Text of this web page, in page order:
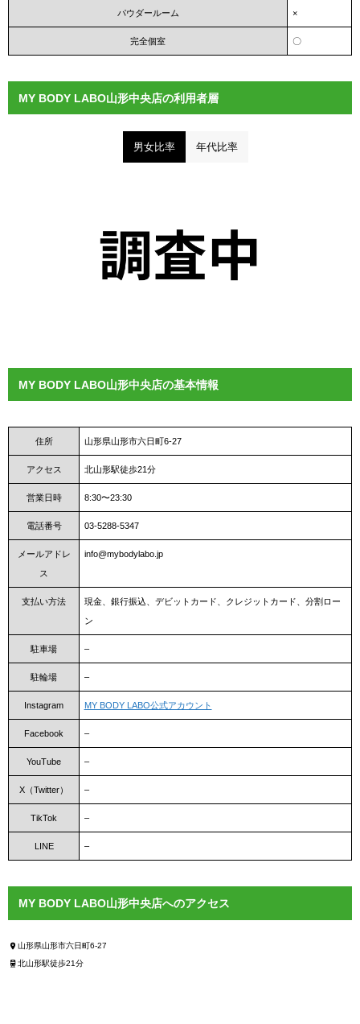
パウダールーム ×
完全個室 〇
MY BODY LABO山形中央店の利用者層
男女比率 年代比率
MY BODY LABO山形中央店の基本情報
住所 山形県山形市六日町6-27
アクセス 北山形駅徒歩21分
営業日時 8:30〜23:30
電話番号 03-5288-5347
メールアドレ
ス
info@mybodylabo.jp
支払い方法
現金、銀行振込、デビットカード、クレジットカード、分割ロー
ン
駐車場 –
駐輪場 –
Instagram MY BODY LABO公式アカウント
Facebook –
YouTube –
X（Twitter） –
TikTok –
LINE –
MY BODY LABO山形中央店へのアクセス
山形県山形市六日町6-27
北山形駅徒歩21分